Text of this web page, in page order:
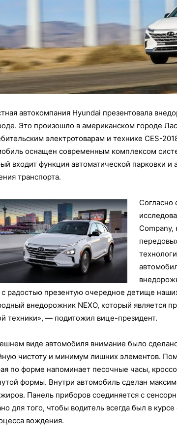
автокомпания Нyundаі презентовала
Это произошло в американском городе
электротоварам и технике СЕS-
оснащен современным комплексом
входит функция автоматической парковки
транспорта.
Согласно
Соmраny,
с радостью презентую очередное детище
внедорожник NЕXО, который является
техники», — подитожил вице-президент.
виде автомобиля внимание было
чистоту и минимум лишних элементов.
по форме напоминает песочные часы,
формы. Внутри автомобиль сделан
Панель приборов соединяется с
для того, чтобы водитель всегда был в
вождения.